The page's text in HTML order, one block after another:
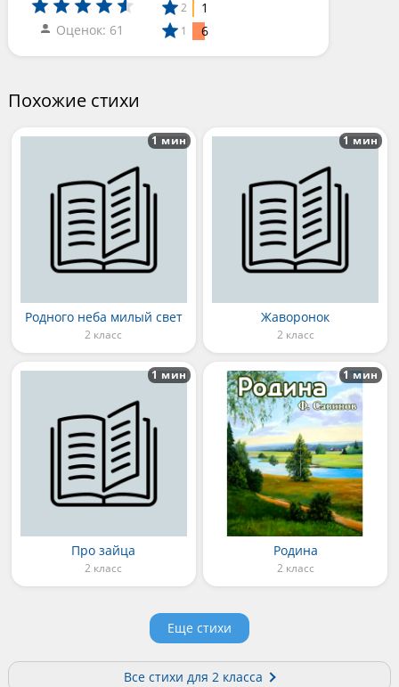
Оценок: 61
2 1
1 6
Похожие стихи
Родного неба милый свет
2 класс
1 мин
Жаворонок
2 класс
1 мин
Про зайца
2 класс
1 мин
Родина
2 класс
1 мин
Еще стихи
Все cтихи для 2 класса